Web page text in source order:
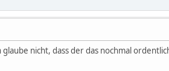
nicht, dass der das nochmal